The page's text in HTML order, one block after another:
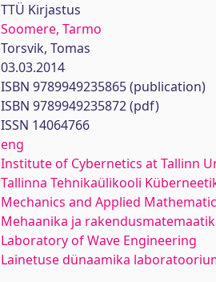
TTÜ Kirjastus
Soomere, Tarmo
Torsvik, Tomas
03.03.2014
ISBN 9789949235865 (publication)
ISBN 9789949235872 (pdf)
ISSN 14064766
eng
Institute of Cybernetics at Tallinn
Tallinna Tehnikaülikooli
Mechanics and Applied
Mehaanika ja
Laboratory of Wave Engineering
Lainetuse dünaamika